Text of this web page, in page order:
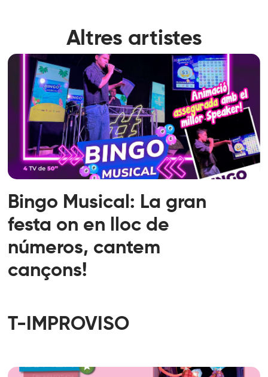
Altres artistes
Bingo Musical: La gran
festa on en lloc de
números, cantem
cançons!
T-IMPROVISO